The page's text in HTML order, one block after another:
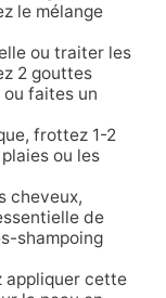
le mélange
ou traiter les
2 gouttes
ou faites un
frottez 1-2
ou les
cheveux,
de
shampoing
appliquer cette